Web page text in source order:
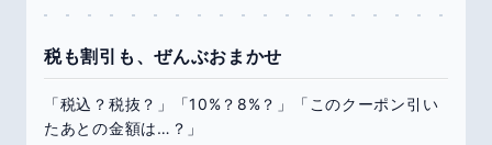
税も割引も、ぜんぶおまかせ
「税込？税抜？」「10%？8%？」「このクーポン引い
たあとの金額は…？」